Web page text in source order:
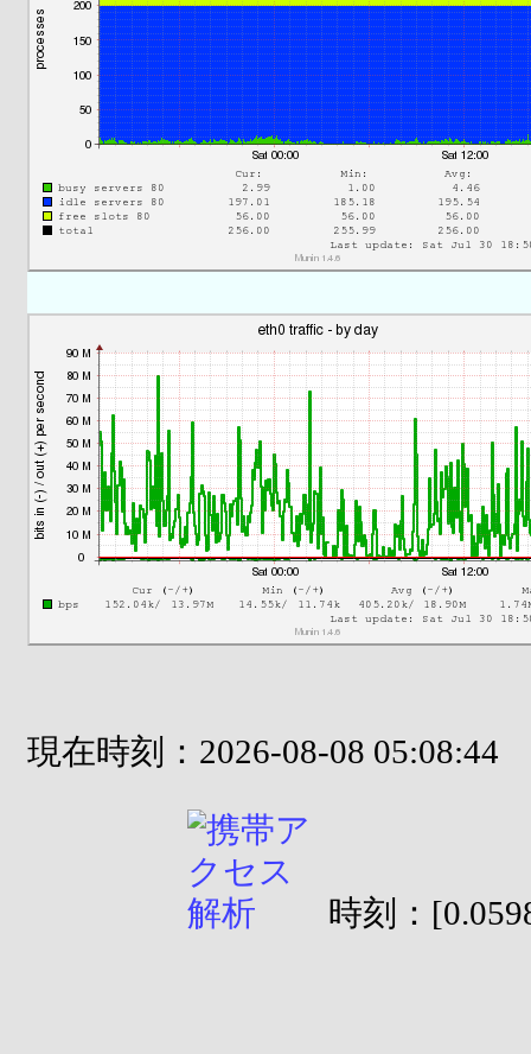
現在時刻：2026-08-08 05:08:44
時刻：